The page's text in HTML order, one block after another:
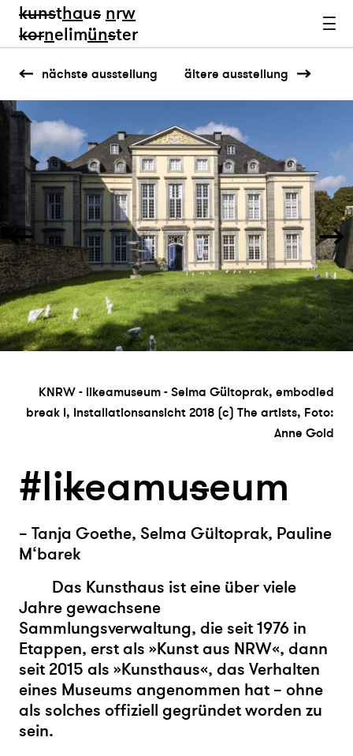
kunsthaus nrw
kornelimünster
nächste ausstellung ältere ausstellung
KNRW - likeamuseum - Selma Gültoprak, embodied
break I, Installationsansicht 2018 (c) The artists, Foto:
Anne Gold
#likeamuseum
– Tanja Goethe, Selma Gültoprak, Pauline
M‘barek
Das Kunsthaus ist eine über viele
Jahre gewachsene
Sammlungsverwaltung, die seit 1976 in
Etappen, erst als »Kunst aus NRW«, dann
seit 2015 als »Kunsthaus«, das Verhalten
eines Museums angenommen hat – ohne
als solches offiziell gegründet worden zu
sein.